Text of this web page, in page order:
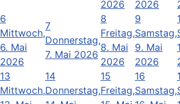
2026
2026
6
Mittwoch,
6. Mai
2026
7
Donnerstag,
7. Mai 2026
8
Freitag,
8. Mai
2026
9
Samstag,
9. Mai
2026
13
Mittwoch,
14
Donnerstag,
15
Freitag,
16
Samstag,